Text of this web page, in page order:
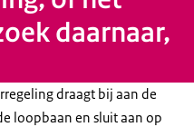
daarnaar,
draagt bij aan de
loopbaan en sluit aan op